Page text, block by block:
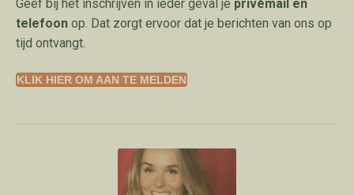
Geef bij het inschrijven in ieder geval je privémail en
telefoon op. Dat zorgt ervoor dat je berichten van ons op
tijd ontvangt.
KLIK HIER OM AAN TE MELDEN